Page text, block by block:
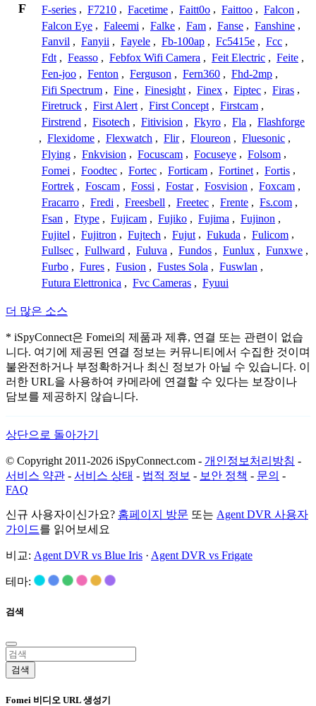
F F-series , F7210 , Facetime , Faitt0o , Faittoo , Falcon ,
Falcon Eye , Faleemi , Falke , Fam , Fanse , Fanshine ,
Fanvil , Fanyii , Fayele , Fb-100ap , Fc5415e , Fcc ,
Fdt , Feasso , Febfox Wifi Camera , Feit Electric , Feite ,
Fen-joo , Fenton , Ferguson , Fern360 , Fhd-2mp ,
Fifi Spectrum , Fine , Finesight , Finex , Fiptec , Firas ,
Firetruck , First Alert , First Concept , Firstcam ,
Firstrend , Fisotech , Fitivision , Fkyro , Fla , Flashforge
, Flexidome , Flexwatch , Flir , Floureon , Fluesonic ,
Flying , Fnkvision , Focuscam , Focuseye , Folsom ,
Fomei , Foodtec , Fortec , Forticam , Fortinet , Fortis ,
Fortrek , Foscam , Fossi , Fostar , Fosvision , Foxcam ,
Fracarro , Fredi , Freesbell , Freetec , Frente , Fs.com ,
Fsan , Ftype , Fujicam , Fujiko , Fujima , Fujinon ,
Fujitel , Fujitron , Fujtech , Fujut , Fukuda , Fulicom ,
Fullsec , Fullward , Fuluva , Fundos , Funlux , Funxwe ,
Furbo , Fures , Fusion , Fustes Sola , Fuswlan ,
Futura Elettronica , Fvc Cameras , Fyuui
더 많은 소스
* iSpyConnect은 Fomei의 제품과 제휴, 연결 또는 관련이 없습
니다. 여기에 제공된 연결 정보는 커뮤니티에서 수집한 것이며
불완전하거나 부정확하거나 최신 정보가 아닐 수 있습니다. 이
러한 URL을 사용하여 카메라에 연결할 수 있다는 보장이나
담보를 제공하지 않습니다.
상단으로 돌아가기
© Copyright 2011-2026 iSpyConnect.com - 개인정보처리방침 -
서비스 약관 - 서비스 상태 - 법적 정보 - 보안 정책 - 문의 -
FAQ
신규 사용자이신가요? 홈페이지 방문 또는 Agent DVR 사용자
가이드를 읽어보세요
비교: Agent DVR vs Blue Iris · Agent DVR vs Frigate
테마:
검색
검색
Fomei 비디오 URL 생성기